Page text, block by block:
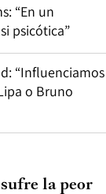
“En un
psicótica”
“Influenciamos
o Bruno
la peor